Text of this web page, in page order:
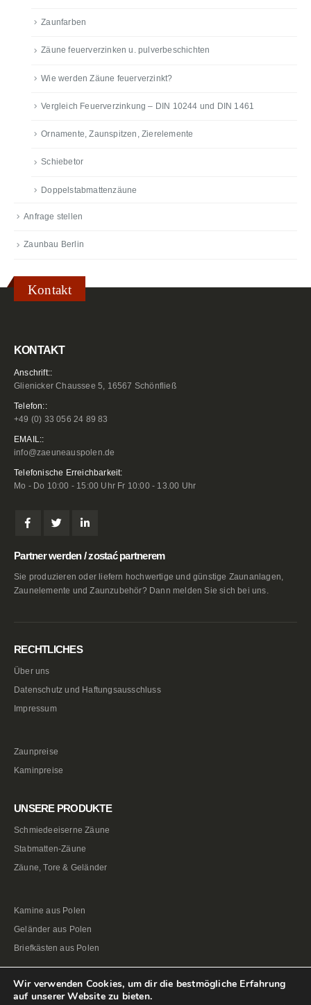
Zaunfarben
Zäune feuerverzinken u. pulverbeschichten
Wie werden Zäune feuerverzinkt?
Vergleich Feuerverzinkung – DIN 10244 und DIN 1461
Ornamente, Zaunspitzen, Zierelemente
Schiebetor
Doppelstabmattenzäune
Anfrage stellen
Zaunbau Berlin
Kontakt
KONTAKT
Anschrift::
Glienicker Chaussee 5, 16567 Schönfließ
Telefon::
+49 (0) 33 056 24 89 83
EMAIL::
info@zaeuneauspolen.de
Telefonische Erreichbarkeit:
Mo - Do 10:00 - 15:00 Uhr Fr 10:00 - 13.00 Uhr
Partner werden / zostać partnerem
Sie produzieren oder liefern hochwertige und günstige Zaunanlagen,
Zaunelemente und Zaunzubehör? Dann melden Sie sich bei uns.
RECHTLICHES
Über uns
Datenschutz und Haftungsausschluss
Impressum
Zaunpreise
Kaminpreise
UNSERE PRODUKTE
Schmiedeeiserne Zäune
Stabmatten-Zäune
Zäune, Tore & Geländer
Kamine aus Polen
Geländer aus Polen
Briefkästen aus Polen
Wir verwenden Cookies, um dir die bestmögliche Erfahrung
auf unserer Website zu bieten.